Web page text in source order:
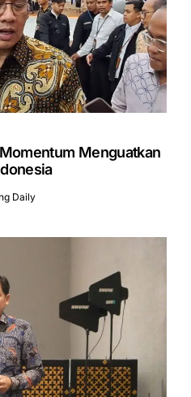
Menguatkan
Daily